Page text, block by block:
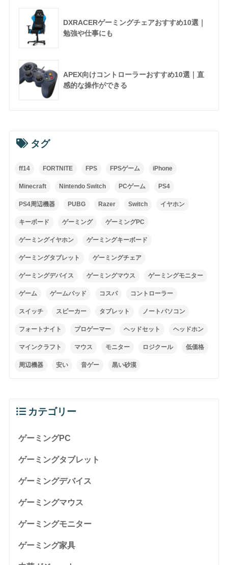
DXRACERゲーミングチェアおすすめ10選｜
勉強や仕事にも
APEX向けコントローラーおすすめ10選｜直
感的な操作ができる
タグ
ff14 FORTNITE FPS FPSゲーム iPhone
Minecraft Nintendo Switch PCゲーム PS4
PS4周辺機器 PUBG Razer Switch イヤホン
キーボード ゲーミング ゲーミングPC
ゲーミングイヤホン ゲーミングキーボード
ゲーミングタブレット ゲーミングチェア
ゲーミングデバイス ゲーミングマウス ゲーミングモニター
ゲーム ゲームパッド コスパ コントローラー
スイッチ スピーカー タブレット ノートパソコン
フォートナイト プロゲーマー ヘッドセット ヘッドホン
マインクラフト マウス モニター ロジクール 低価格
周辺機器 安い 音ゲー 黒い砂漠
カテゴリー
ゲーミングPC
ゲーミングタブレット
ゲーミングデバイス
ゲーミングマウス
ゲーミングモニター
ゲーミング家具